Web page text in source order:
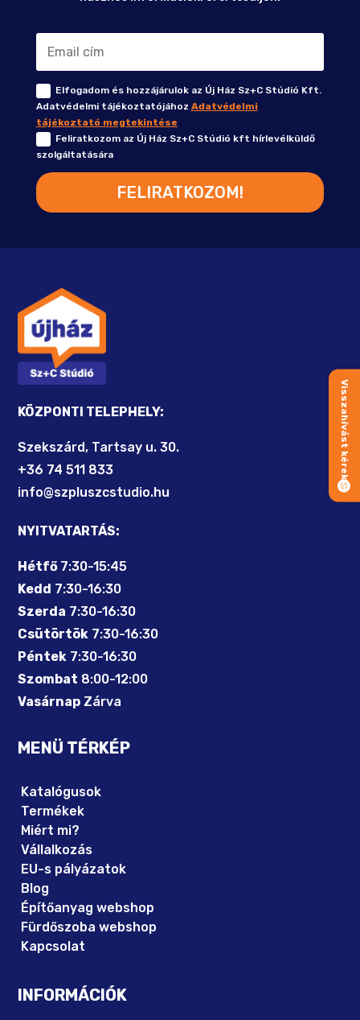
Elfogadom és hozzájárulok az Új Ház Sz+C Stúdió Kft.
Adatvédelmi tájékoztatójához Adatvédelmi
tájékoztató megtekintése
Feliratkozom az Új Ház Sz+C Stúdió kft hírlevélküldő
szolgáltatására
FELIRATKOZOM!
KÖZPONTI TELEPHELY:
Szekszárd, Tartsay u. 30.
+36 74 511 833
info@szpluszcstudio.hu
NYITVATARTÁS:
Hétfő 7:30-15:45
Kedd 7:30-16:30
Szerda 7:30-16:30
Csütörtök 7:30-16:30
Péntek 7:30-16:30
Szombat 8:00-12:00
Vasárnap Zárva
MENÜ TÉRKÉP
Katalógusok
Termékek
Miért mi?
Vállalkozás
EU-s pályázatok
Blog
Építőanyag webshop
Fürdőszoba webshop
Kapcsolat
INFORMÁCIÓK
Visszahívást kérek